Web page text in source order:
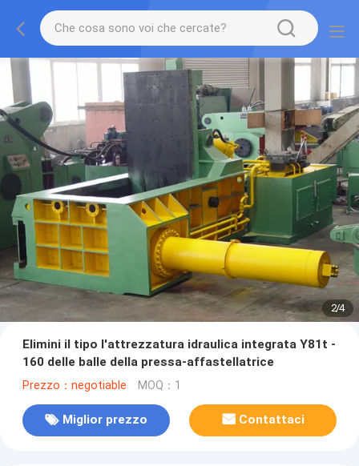
2/4
Elimini il tipo l'attrezzatura idraulica integrata Y81t -
160 delle balle della pressa-affastellatrice
Prezzo：negotiable MOQ：1
Miglior prezzo Contattaci